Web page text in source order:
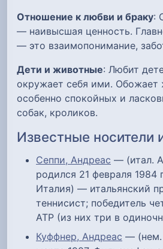
Отношение к любви и браку:
— наивысшая ценность.
— это взаимопонимание,
Дети и животные: Любит
окружает себя ими. Обожает
особенно спокойных и
собак, кроликов.
Известные носители
Сеппи, Андреас — (итал.
родился 21 февраля 1984
Италия) — итальянский
теннисист; победитель
ATP (из них три в
Куффнер, Андреас — (нем.